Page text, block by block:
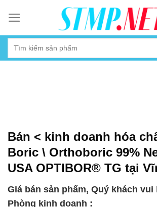
content
Bán < kinh doanh hóa
Boric \ Orthoboric 99%
USA OPTIBOR® TG tại
Giá bán sản phẩm, Quý khách vui
Phòng kinh doanh :